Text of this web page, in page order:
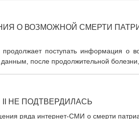
О ВОЗМОЖНОЙ СМЕРТИ
поступать информация о
после продолжительной болезни,
НЕ ПОДТВЕРДИЛАСЬ
ряда интернет-СМИ о смерти